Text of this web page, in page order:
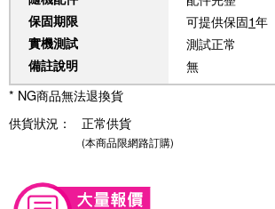
保固期限 可提供保固1年
實機測試 測試正常
備註說明
無
* NG商品無法退換貨
供貨狀況：
正常供貨
(本商品限網路訂購)